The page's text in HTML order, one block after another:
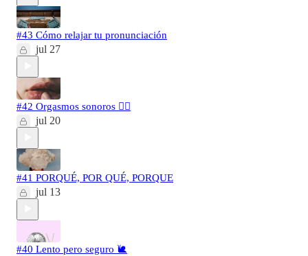
#43 Cómo relajar tu pronunciación
jul 27
#42 Orgasmos sonoros 🐦‍🔥
jul 20
#41 PORQUÉ, POR QUÉ, PORQUE
jul 13
#40 Lento pero seguro 🐌